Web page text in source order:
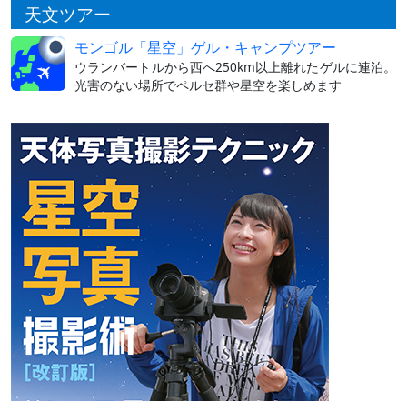
天文ツアー
モンゴル「星空」ゲル・キャンプツアー
ウランバートルから西へ250km以上離れたゲルに連泊。
光害のない場所でペルセ群や星空を楽しめます